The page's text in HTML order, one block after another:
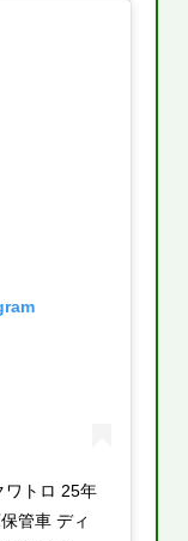
ワトロ 25年
管車 ディ